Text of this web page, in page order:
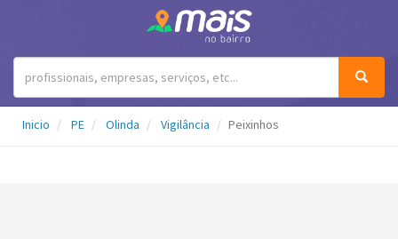
Inicio PE Olinda Vigilância Peixinhos